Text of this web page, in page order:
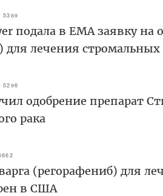
5389
подала в ЕМА заявку на
для лечения
5296
одобрение препарат
рака
(регорафениб) для
в США